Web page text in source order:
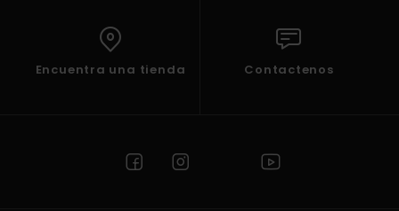
Encuentra una tienda Contactenos